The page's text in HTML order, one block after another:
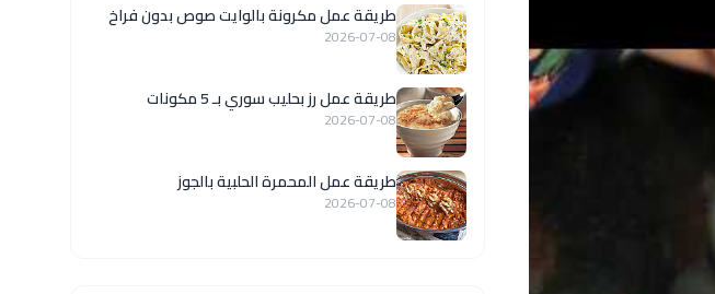
طريقة عمل مكرونة بالوايت صوص بدون فراخ
2026-07-08
طريقة عمل رز بحليب سوري بـ 5 مكونات
2026-07-08
طريقة عمل المحمرة الحلبية بالجوز
2026-07-08